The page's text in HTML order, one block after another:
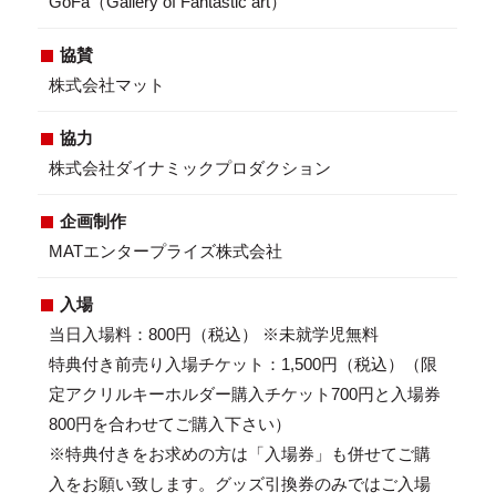
協賛
株式会社マット
協力
株式会社ダイナミックプロダクション
企画制作
MATエンタープライズ株式会社
入場
当日入場料：800円（税込） ※未就学児無料
特典付き前売り入場チケット：1,500円（税込）（限
定アクリルキーホルダー購入チケット700円と入場券
800円を合わせてご購入下さい）
※特典付きをお求めの方は「入場券」も併せてご購
入をお願い致します。グッズ引換券のみではご入場